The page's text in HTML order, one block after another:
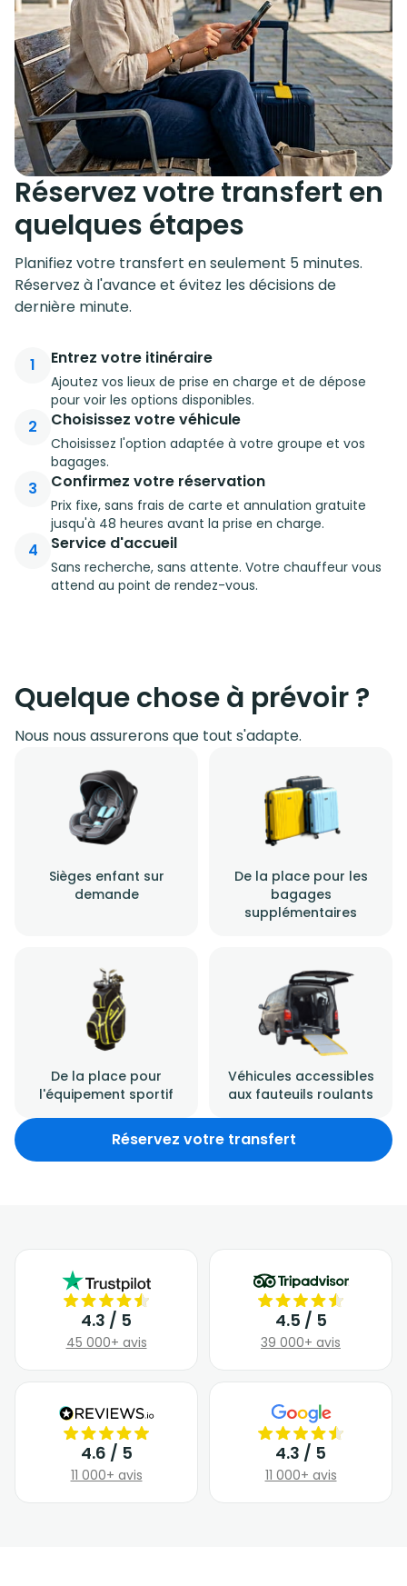
Réservez votre transfert en
quelques étapes
Planifiez votre transfert en seulement 5 minutes.
Réservez à l'avance et évitez les décisions de
dernière minute.
1 Entrez votre itinéraire
Ajoutez vos lieux de prise en charge et de dépose
pour voir les options disponibles.
2 Choisissez votre véhicule
Choisissez l'option adaptée à votre groupe et vos
bagages.
3 Confirmez votre réservation
Prix fixe, sans frais de carte et annulation gratuite
jusqu'à 48 heures avant la prise en charge.
4 Service d'accueil
Sans recherche, sans attente. Votre chauffeur vous
attend au point de rendez-vous.
Quelque chose à prévoir ?
Nous nous assurerons que tout s'adapte.
Sièges enfant sur
demande
De la place pour les
bagages
supplémentaires
De la place pour
l'équipement sportif
Véhicules accessibles
aux fauteuils roulants
Réservez votre transfert
4.3 / 5
45 000+ avis
4.5 / 5
39 000+ avis
4.6 / 5
11 000+ avis
4.3 / 5
11 000+ avis